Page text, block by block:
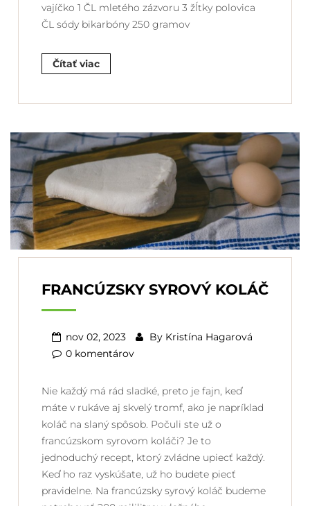
vajíčko 1 ČL mletého zázvoru 3 žĺtky polovica
ČL sódy bikarbóny 250 gramov
Čítať viac
FRANCÚZSKY SYROVÝ KOLÁČ
nov 02, 2023 By Kristína Hagarová
0 komentárov
Nie každý má rád sladké, preto je fajn, keď
máte v rukáve aj skvelý tromf, ako je napríklad
koláč na slaný spôsob. Počuli ste už o
francúzskom syrovom koláči? Je to
jednoduchý recept, ktorý zvládne upiecť každý.
Keď ho raz vyskúšate, už ho budete piecť
pravidelne. Na francúzsky syrový koláč budeme